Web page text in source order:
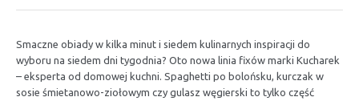
Smaczne obiady w kilka minut i siedem kulinarnych inspiracji do
wyboru na siedem dni tygodnia? Oto nowa linia fixów marki Kucharek
– eksperta od domowej kuchni. Spaghetti po bolońsku, kurczak w
sosie śmietanowo-ziołowym czy gulasz węgierski to tylko część